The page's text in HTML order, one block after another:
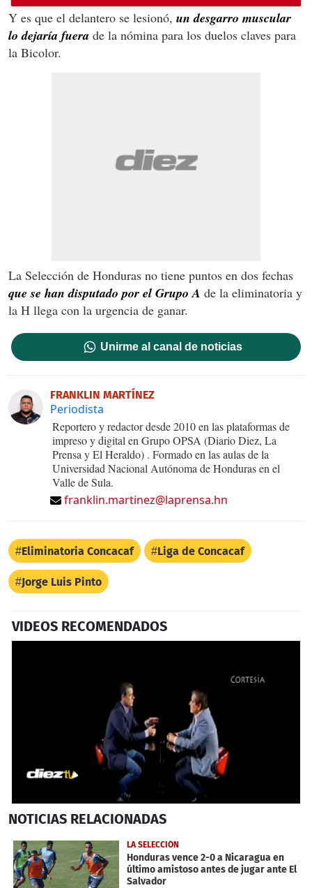
Y es que el delantero se lesionó, un desgarro muscular
lo dejaría fuera de la nómina para los duelos claves para
la Bicolor.
La Selección de Honduras no tiene puntos en dos fechas
que se han disputado por el Grupo A de la eliminatoria y
la H llega con la urgencia de ganar.
Unirme al canal de noticias
FRANKLIN MARTÍNEZ
Periodista
Reportero y redactor desde 2010 en las plataformas de
impreso y digital en Grupo OPSA (Diario Diez, La
Prensa y El Heraldo) . Formado en las aulas de la
Universidad Nacional Autónoma de Honduras en el
Valle de Sula.
franklin.martinez@laprensa.hn
Eliminatoria Concacaf Liga de Concacaf
Jorge Luis Pinto
VIDEOS RECOMENDADOS
seconds
1
minute,
2
seconds
NOTICIAS RELACIONADAS
LA SELECCIÓN
Honduras vence 2-0 a Nicaragua en
último amistoso antes de jugar ante El
Salvador